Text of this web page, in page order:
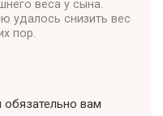
веса у сына.
удалось снизить вес
пор.
обязательно вам